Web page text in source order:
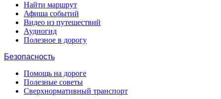
Найти маршрут
Афиша событий
Видео из путешествий
Аудиогид
Полезное в дорогу
Безопасность
Помощь на дороге
Полезные советы
Сверхнормативный транспорт